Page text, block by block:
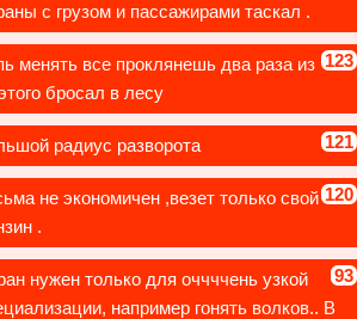
с грузом и пассажирами таскал .
123
менять все проклянешь два раза из
бросал в лесу
121
радиус разворота
120
не экономичен ,везет только свой
.
93
нужен только для оччччень узкой
например гонять волков.. В